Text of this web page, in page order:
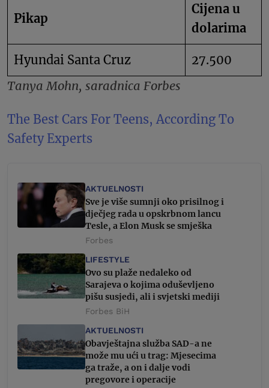
Pikap
Cijena u
dolarima
Hyundai Santa Cruz
27.500
Tanya Mohn, saradnica Forbes
The Best Cars For Teens, According To
Safety Experts
AKTUELNOSTI
Sve je više sumnji oko prisilnog i
dječjeg rada u opskrbnom lancu
Tesle, a Elon Musk se smješka
Forbes
LIFESTYLE
Ovo su plaže nedaleko od
Sarajeva o kojima oduševljeno
pišu susjedi, ali i svjetski mediji
Forbes BiH
AKTUELNOSTI
Obavještajna služba SAD-a ne
može mu ući u trag: Mjesecima
ga traže, a on i dalje vodi
pregovore i operacije